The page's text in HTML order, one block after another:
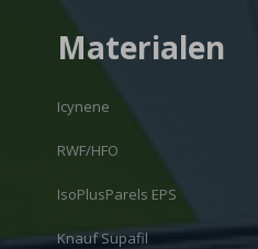
Materialen
Icynene
RWF/HFO
IsoPlusParels EPS
Knauf Supafil